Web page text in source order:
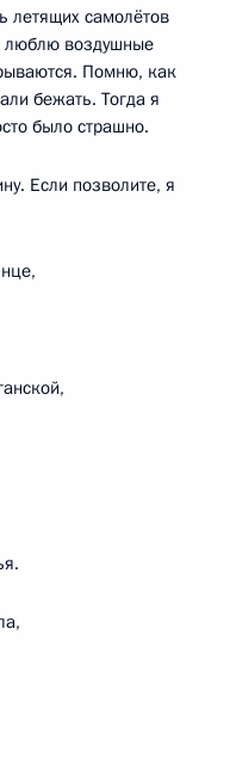
летящих самолётов
люблю воздушные
Помню, как
бежать. Тогда я
было страшно.
Если позволите, я